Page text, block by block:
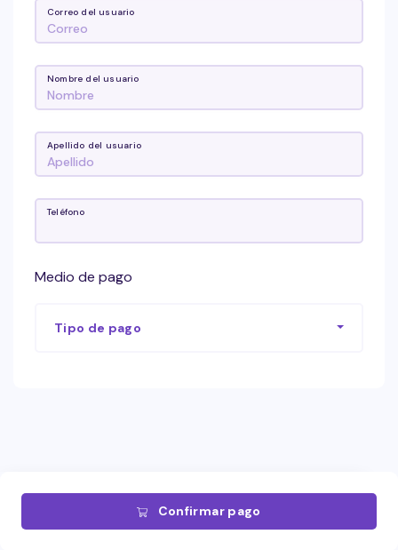
Correo del usuario
Nombre del usuario
Apellido del usuario
Teléfono
Medio de pago
Tipo de pago
Confirmar pago